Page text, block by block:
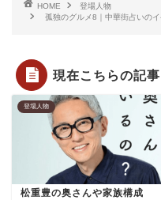
HOME
登場人物
孤独のグルメ8｜中華街占いの
現在こちらの記
登場人物
松重豊の奥さんや家族構成